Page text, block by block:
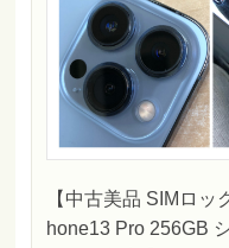
【中古美品 SIMロ
hone13 Pro 256GB